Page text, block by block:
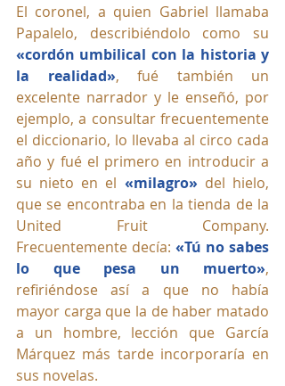
El coronel, a quien Gabriel llamaba
«cordón umbilical con la historia y
la realidad», fué también un
excelente narrador y le enseñó, por
ejemplo, a consultar frecuentemente
el diccionario, lo llevaba al circo cada
año y fué el primero en introducir a
su nieto en el «milagro» del hielo,
que se encontraba en la tienda de la
United Fruit Company.
Frecuentemente decía: «Tú no sabes
lo que pesa un muerto»,
refiriéndose así a que no había
mayor carga que la de haber matado
a un hombre, lección que García
Márquez más tarde incorporaría en
sus novelas.